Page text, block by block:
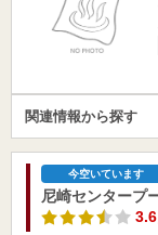
関連情報から探す
今空いています
尼崎センタープ